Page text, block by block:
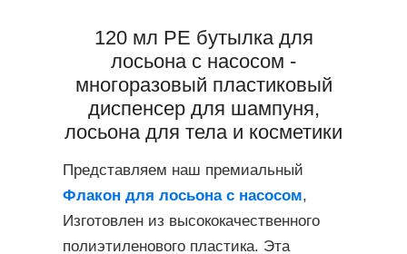
120 мл PE бутылка для
лосьона с насосом -
многоразовый пластиковый
диспенсер для шампуня,
лосьона для тела и косметики
Представляем наш премиальный
Флакон для лосьона с насосом,
Изготовлен из высококачественного
полиэтиленового пластика. Эта